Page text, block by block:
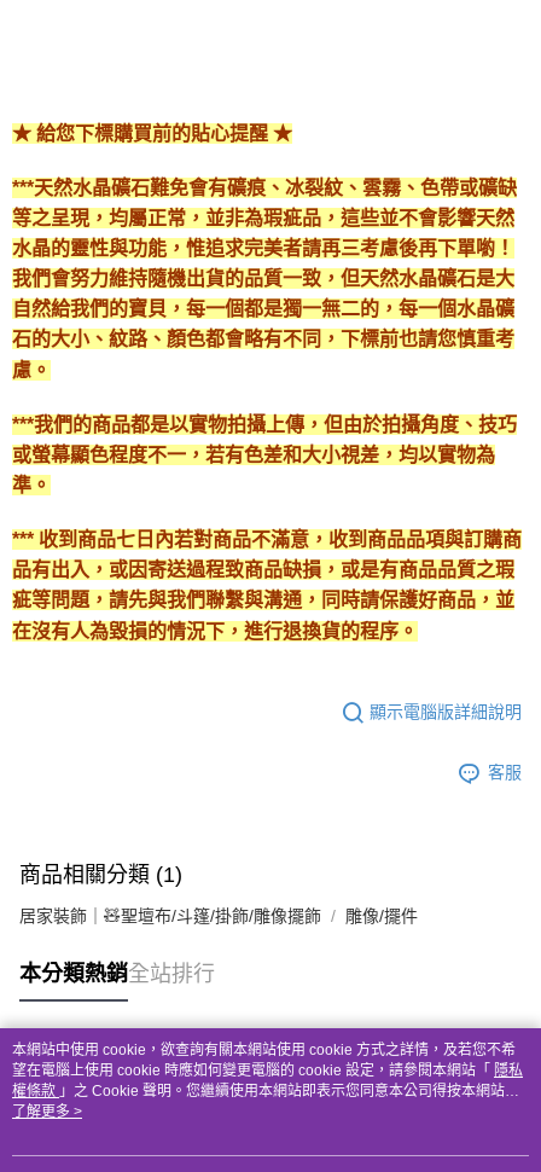
★ 給您下標購買前的貼心提醒 ★
***天然水晶礦石難免會有礦痕、冰裂紋、雲霧、色帶或礦缺
等之呈現，均屬正常，並非為瑕疵品，這些並不會影響天然
水晶的靈性與功能，惟追求完美者請再三考慮後再下單喲！
我們會努力維持隨機出貨的品質一致，但天然水晶礦石是大
自然給我們的寶貝，每一個都是獨一無二的，每一個水晶礦
石的大小、紋路、顏色都會略有不同，下標前也請您慎重考
慮。
***我們的商品都是以實物拍攝上傳，但由於拍攝角度、技巧
或螢幕顯色程度不一，若有色差和大小視差，均以實物為
準。
*** 收到商品七日內若對商品不滿意，收到商品品項與訂購商
品有出入，或因寄送過程致商品缺損，或是有商品品質之瑕
疵等問題，請先與我們聯繫與溝通，同時請保護好商品，並
在沒有人為毀損的情況下，進行退換貨的程序。
顯示電腦版詳細說明
客服
商品相關分類 (1)
居家裝飾｜🧸聖壇布/斗篷/掛飾/雕像擺飾 雕像/擺件
本分類熱銷全站排行
熱門標籤
本網站中使用 cookie，欲查詢有關本網站使用 cookie 方式之詳情，及若您不希
望在電腦上使用 cookie 時應如何變更電腦的 cookie 設定，請參閱本網站「 隱私
權條款 」之 Cookie 聲明。您繼續使用本網站即表示您同意本公司得按本網站使
用條款之 Cookie 聲明使用 cookie。
了解更多 >